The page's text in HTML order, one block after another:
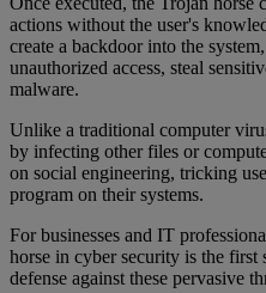
actions without the user's
create a backdoor into the
unauthorized access, steal
malware.
Unlike a traditional computer
by infecting other files or
on social engineering, tricking
program on their systems.
For businesses and IT
horse in cyber security is the
defense against these pervasive